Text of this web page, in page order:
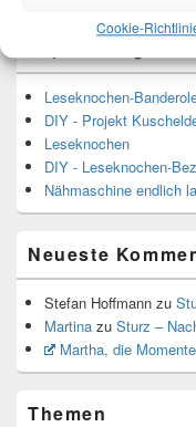
Cookie-
Leseknochen-
DIY - Projekt
Leseknochen
DIY - Leseknochen-
Nähmaschine endlich
Neueste
Stefan Hoffmann zu
Martina zu Sturz –
Martha, die
Themen